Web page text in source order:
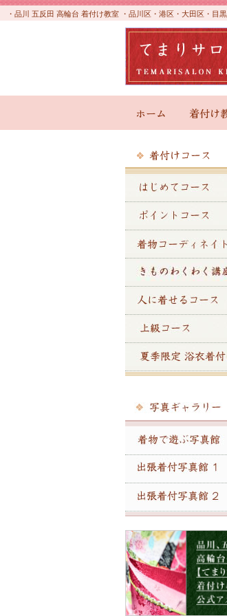
・品川 五反田 高輪台 着付け教室 ・品川区・港区・大田区・目
ホーム 着付け